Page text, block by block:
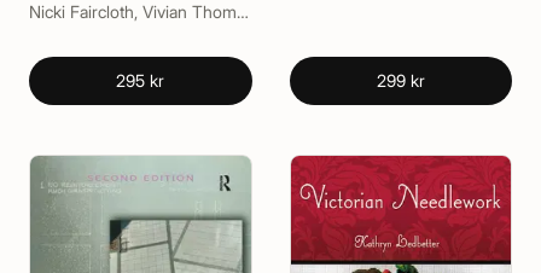
Nicki Faircloth, Vivian Thomas
295 kr 299 kr